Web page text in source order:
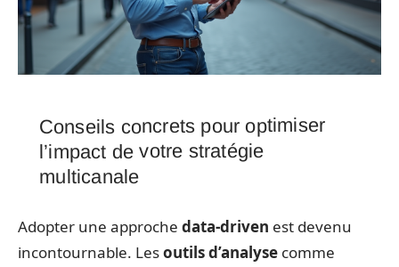
Conseils concrets pour optimiser
l’impact de votre stratégie
multicanale
Adopter une approche data-driven est devenu
incontournable. Lesoutils d’analyse comme